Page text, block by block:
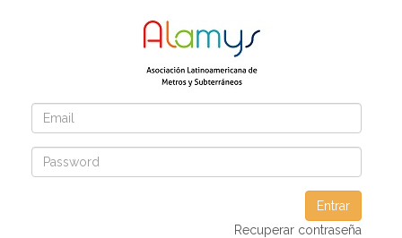
Entrar
Recuperar contraseña